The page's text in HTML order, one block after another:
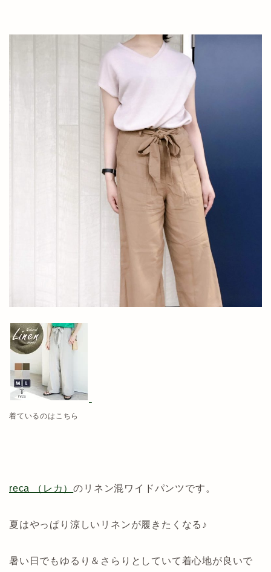
着ているのはこちら
reca （レカ）のリネン混ワイドパンツです。
夏はやっぱり涼しいリネンが履きたくなる♪
暑い日でもゆるり＆さらりとしていて着心地が良いで